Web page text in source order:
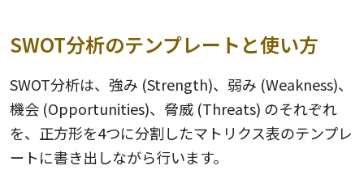
SWOT分析のテンプレートと使い方
SWOT分析は、強み (Strength)、弱み (Weakness)、
機会 (Opportunities)、脅威 (Threats) のそれぞれ
を、正方形を4つに分割したマトリクス表のテンプレ
ートに書き出しながら行います。